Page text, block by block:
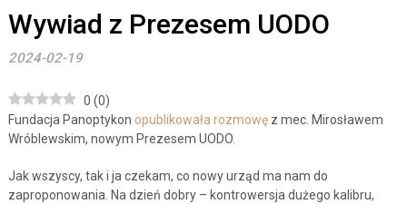
Wywiad z Prezesem UODO
2024-02-19
0 (0)
Fundacja Panoptykon opublikowała rozmowęz mec. Mirosławem
Wróblewskim, nowym Prezesem UODO.
Jak wszyscy, tak i ja czekam, co nowy urząd ma nam do
zaproponowania. Na dzień dobry – kontrowersja dużego kalibru,